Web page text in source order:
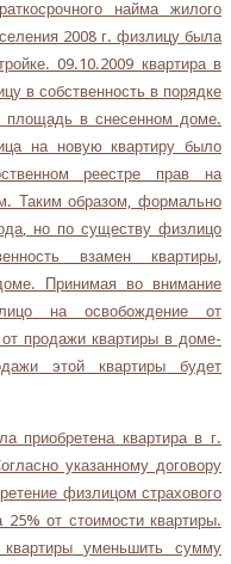
найма жилого
2008 г. физлицу была
09.10.2009 квартира в
в собственность в порядке
в снесенном доме.
на новую квартиру было
реестре прав на
Таким образом, формально
но по существу физлицо
взамен квартиры,
Принимая во внимание
на освобождение от
продажи квартиры в доме-
этой квартиры будет
приобретена квартира в г.
указанному договору
физлицом страхового
25% от стоимости квартиры.
уменьшить сумму